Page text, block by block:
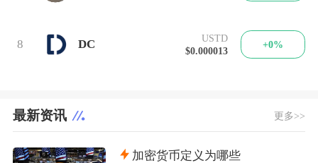
8 DC
USTD
$0.000013
+0%
最新资讯 更多>>
加密货币定义为哪些